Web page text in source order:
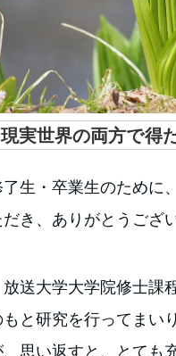
実世界の両方で得
生・卒業生のために
き、ありがとうござ
送大学大学院修士課
と研究を行ってまい
思い返すと、とても